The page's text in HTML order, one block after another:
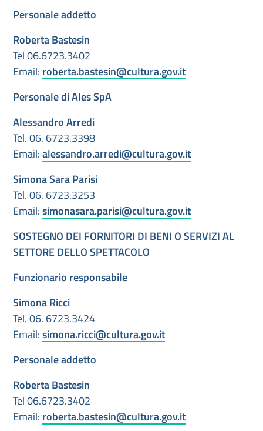
Personale addetto
Roberta Bastesin
Tel 06.6723.3402
Email: roberta.bastesin@cultura.gov.it
Personale di Ales SpA
Alessandro Arredi
Tel. 06. 6723.3398
Email:alessandro.arredi@cultura.gov.it
Simona Sara Parisi
Tel. 06. 6723.3253
Email:simonasara.parisi@cultura.gov.it
SOSTEGNO DEI FORNITORI DI BENI O SERVIZI AL
SETTORE DELLO SPETTACOLO
Funzionario responsabile
SimonaRicci
Tel. 06. 6723.3424
Email:simona.ricci@cultura.gov.it
Personale addetto
Roberta Bastesin
Tel 06.6723.3402
Email: roberta.bastesin@cultura.gov.it